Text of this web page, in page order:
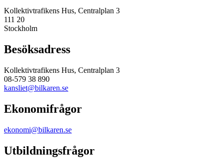
Kollektivtrafikens Hus, Centralplan 3
111 20
Stockholm
Besöksadress
Kollektivtrafikens Hus, Centralplan 3
08-579 38 890
kansliet@bilkaren.se
Ekonomifrågor
ekonomi@bilkaren.se
Utbildningsfrågor